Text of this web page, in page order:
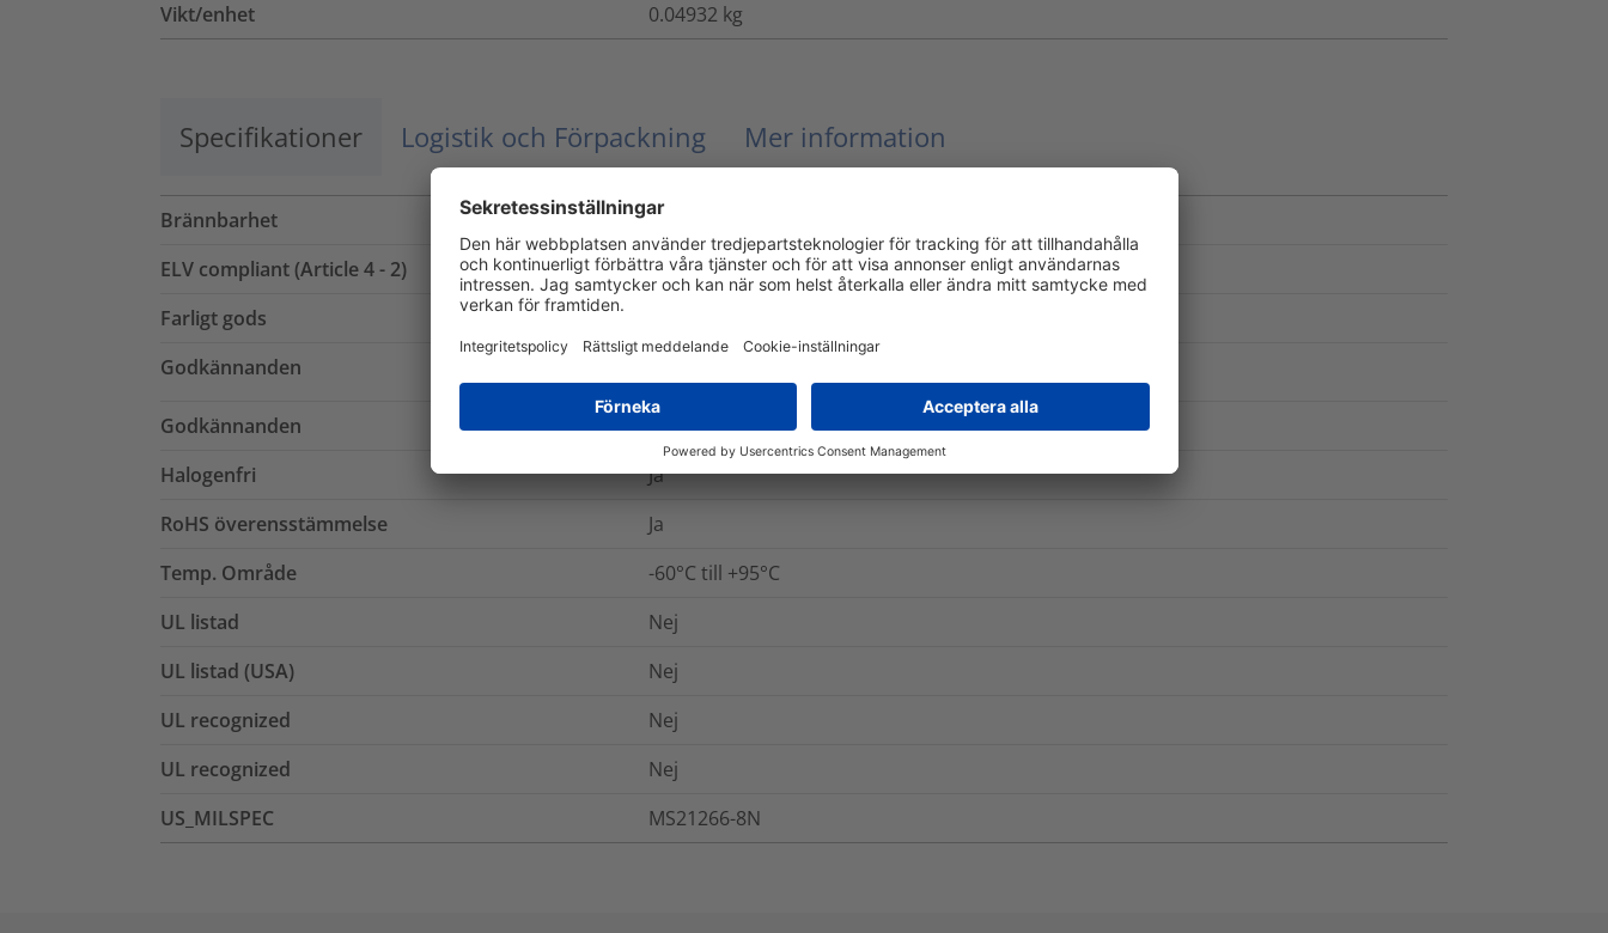
Vikt/enhet
0.04932 kg
Specifikationer Logistik och Förpackning Mer information
Brännbarhet
UL94 HB
ELV compliant (Article 4 - 2)
Ja
Farligt gods
Godkännanden
Godkännanden
NASM21266
Halogenfri
Ja
RoHS överensstämmelse
Ja
Temp. Område
-60°C till +95°C
UL listad
Nej
UL listad (USA)
Nej
UL recognized
Nej
UL recognized
Nej
US_MILSPEC
MS21266-8N